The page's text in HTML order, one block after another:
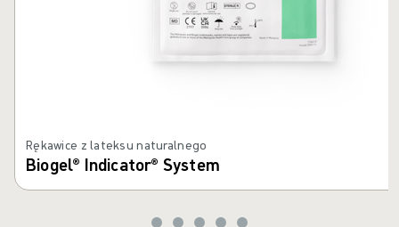
Rękawice z lateksu naturalnego
Biogel® Indicator® System